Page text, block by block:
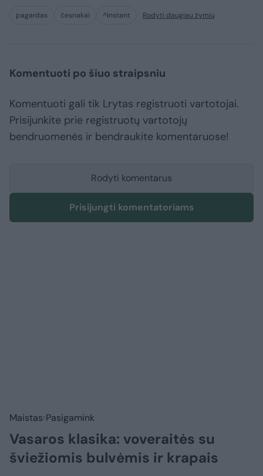
pagardas česnakai ^Instant Rodyti daugiau žymių
Komentuoti po šiuo straipsniu
Komentuoti gali tik Lrytas registruoti vartotojai.
Prisijunkite prie registruotų vartotojų
bendruomenės ir bendraukite komentaruose!
Rodyti komentarus
Prisijungti komentatoriams
Maistas Pasigamink
Vasaros klasika: voveraitės su
šviežiomis bulvėmis ir krapais